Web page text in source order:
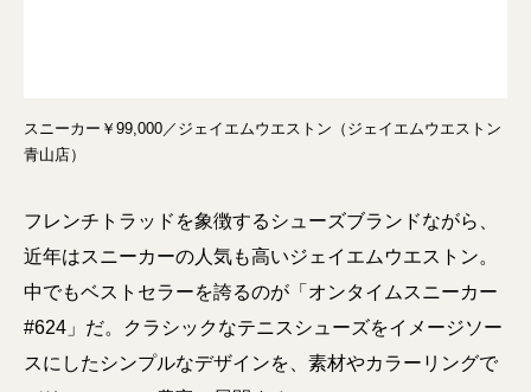
スニーカー￥99,000／ジェイエムウエストン（ジェイエムウエストン
青山店）
フレンチトラッドを象徴するシューズブランドながら、
近年はスニーカーの人気も高いジェイエムウエストン。
中でもベストセラーを誇るのが「オンタイムスニーカー
#624」だ。クラシックなテニスシューズをイメージソー
スにしたシンプルなデザインを、素材やカラーリングで